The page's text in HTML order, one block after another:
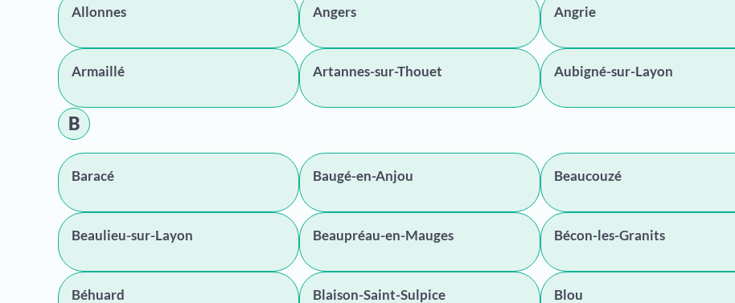
Allonnes Angers Angrie
Armaillé Artannes-sur-Thouet Aubigné-sur-Layon
B
Baracé Baugé-en-Anjou Beaucouzé
Beaulieu-sur-Layon Beaupréau-en-Mauges Bécon-les-Granits
Béhuard Blaison-Saint-Sulpice Blou